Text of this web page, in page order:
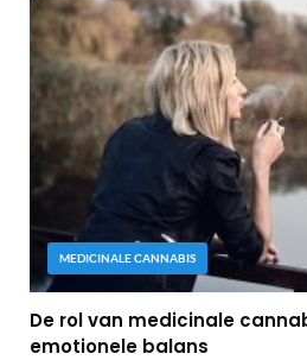
MEDICINALE CANNABIS
De rol van medicinale
emotionele balans